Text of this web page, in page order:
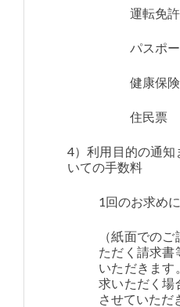
運転免
パスポー
健康保
住民票
4）利用目的の通
いての手数料
1回のお求め
（紙面での
ただく請求書
いただきます
求いただく場
させていただ